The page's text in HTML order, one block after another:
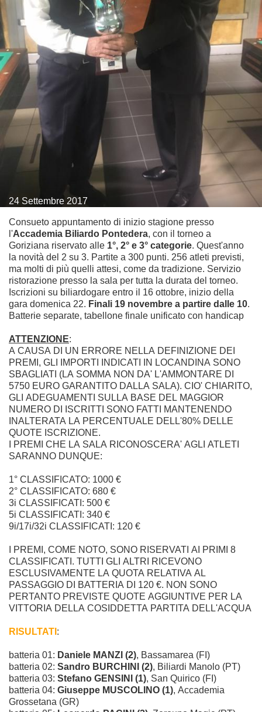
24 Settembre 2017
Consueto appuntamento di inizio stagione presso
l'Accademia Biliardo Pontedera, con il torneo a
Goriziana riservato alle 1°, 2° e 3° categorie. Quest'anno
la novità del 2 su 3. Partite a 300 punti. 256 atleti previsti,
ma molti di più quelli attesi, come da tradizione. Servizio
ristorazione presso la sala per tutta la durata del torneo.
Iscrizioni su biliardogare entro il 16 ottobre, inizio della
gara domenica 22. Finali 19 novembre a partire dalle 10.
Batterie separate, tabellone finale unificato con handicap
ATTENZIONE:
A CAUSA DI UN ERRORE NELLA DEFINIZIONE DEI
PREMI, GLI IMPORTI INDICATI IN LOCANDINA SONO
SBAGLIATI (LA SOMMA NON DA' L'AMMONTARE DI
5750 EURO GARANTITO DALLA SALA). CIO' CHIARITO,
GLI ADEGUAMENTI SULLA BASE DEL MAGGIOR
NUMERO DI ISCRITTI SONO FATTI MANTENENDO
INALTERATA LA PERCENTUALE DELL'80% DELLE
QUOTE ISCRIZIONE.
I PREMI CHE LA SALA RICONOSCERA' AGLI ATLETI
SARANNO DUNQUE:
1° CLASSIFICATO: 1000 €
2° CLASSIFICATO: 680 €
3i CLASSIFICATI: 500 €
5i CLASSIFICATI: 340 €
9i/17i/32i CLASSIFICATI: 120 €
I PREMI, COME NOTO, SONO RISERVATI AI PRIMI 8
CLASSIFICATI. TUTTI GLI ALTRI RICEVONO
ESCLUSIVAMENTE LA QUOTA RELATIVA AL
PASSAGGIO DI BATTERIA DI 120 €. NON SONO
PERTANTO PREVISTE QUOTE AGGIUNTIVE PER LA
VITTORIA DELLA COSIDDETTA PARTITA DELL'ACQUA
RISULTATI :
batteria 01: Daniele MANZI (2), Bassamarea (FI)
batteria 02: Sandro BURCHINI (2), Biliardi Manolo (PT)
batteria 03: Stefano GENSINI (1), San Quirico (FI)
batteria 04: Giuseppe MUSCOLINO (1), Accademia
Grossetana (GR)